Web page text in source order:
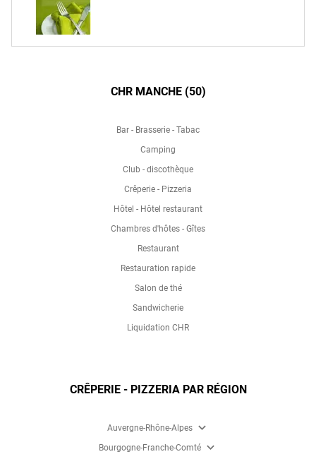
CHR MANCHE (50)
Bar - Brasserie - Tabac
Camping
Club - discothèque
Crêperie - Pizzeria
Hôtel - Hôtel restaurant
Chambres d'hôtes - Gîtes
Restaurant
Restauration rapide
Salon de thé
Sandwicherie
Liquidation CHR
CRÊPERIE - PIZZERIA PAR RÉGION
Auvergne-Rhône-Alpes expand_more
Bourgogne-Franche-Comté expand_more